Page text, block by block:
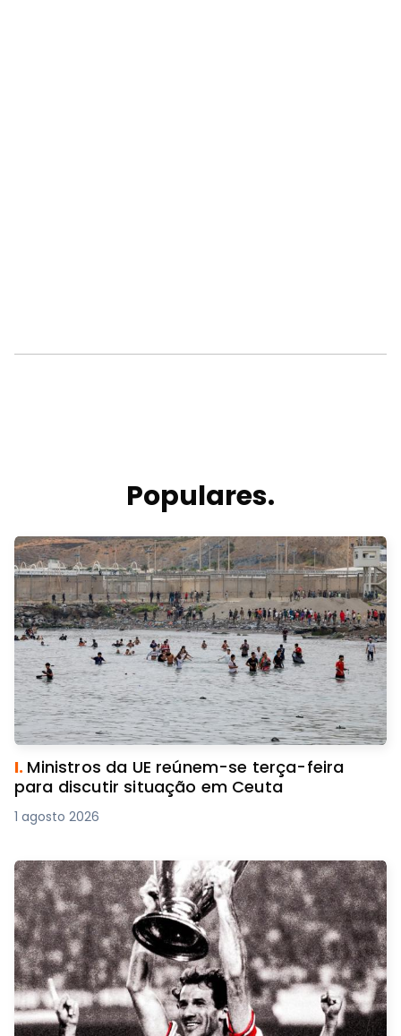
Populares.
I. Ministros da UE reúnem-se terça-feira
para discutir situação em Ceuta
1 agosto 2026